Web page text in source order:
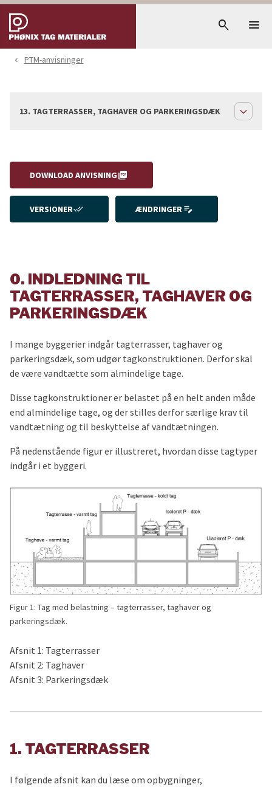
search menu
navigate_before PTM-anvisninger
13. TAGTERRASSER, TAGHAVER OG PARKERINGSDÆK expand_less
DOWNLOAD ANVISNINGpicture_as_pdf
VERSIONERdone_all ÆNDRINGERedit_note
0. INDLEDNING TIL
TAGTERRASSER, TAGHAVER OG
PARKERINGSDÆK
I mange byggerier indgår tagterrasser, taghaver og
parkeringsdæk, som udgør tagkonstruktionen. Derfor skal
de være vandtætte som almindelige tage.
Disse tagkonstruktioner er belastet på en helt anden måde
end almindelige tage, og der stilles derfor særlige krav til
vandtætning og til beskyttelse af vandtætningen.
På nedenstående figur er illustreret, hvordan disse tagtyper
indgår i et byggeri.
Figur 1: Tag med belastning – tagterrasser, taghaver og
parkeringsdæk.
Afsnit 1: Tagterrasser
Afsnit 2: Taghaver
Afsnit 3: Parkeringsdæk
1. TAGTERRASSER
I følgende afsnit kan du læse om opbygninger,